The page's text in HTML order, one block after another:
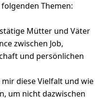
Themen:
Mütter und Väter
zwischen Job,
und persönlichen
diese Vielfalt und wie
um nicht dazwischen